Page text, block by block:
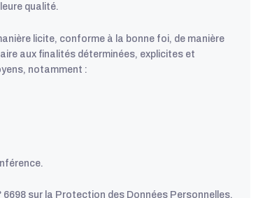
qualité.
licite, conforme à la bonne foi, de manière
aux finalités déterminées, explicites et
notamment :
sur la Protection des Données Personnelles,